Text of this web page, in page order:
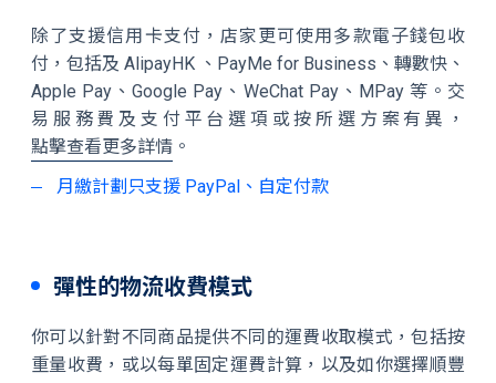
除了支援信用卡支付，店家更可使用多款電子錢包收
付，包括及 AlipayHK 、PayMe for Business、轉數快、
Apple Pay、Google Pay、WeChat Pay、MPay 等。交
易服務費及支付平台選項或按所選方案有異，
點擊查看更多詳情 。
月繳計劃只支援 PayPal、自定付款
彈性的物流收費模式
你可以針對不同商品提供不同的運費收取模式，包括按
重量收費，或以每單固定運費計算，以及如你選擇順豐